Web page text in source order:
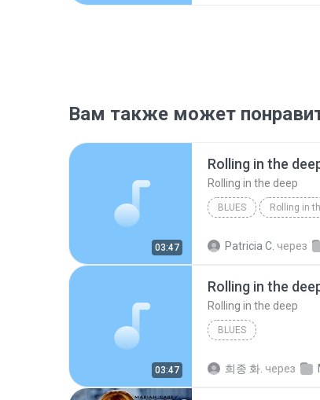
Вам также может
03:47
Rolling in the
Rolling in the deep
BLUES Rolling in
Patricia C. через
03:47
Rolling in the
Rolling in the deep
BLUES
희종 화. через